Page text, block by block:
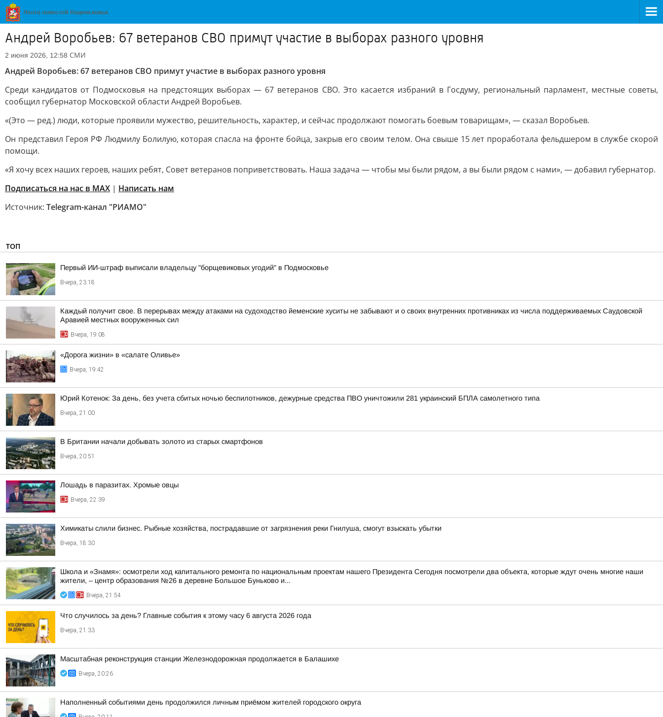
Андрей Воробьев: 67 ветеранов СВО примут участие в выборах разного уровня
2 июня 2026, 12:58 СМИ
Андрей Воробьев: 67 ветеранов СВО примут участие в выборах разного уровня
Среди кандидатов от Подмосковья на предстоящих выборах — 67 ветеранов СВО. Это касается избраний в Госдуму, региональный парламент, местные советы,
сообщил губернатор Московской области Андрей Воробьев.
«(Это — ред.) люди, которые проявили мужество, решительность, характер, и сейчас продолжают помогать боевым товарищам», — сказал Воробьев.
Он представил Героя РФ Людмилу Болилую, которая спасла на фронте бойца, закрыв его своим телом. Она свыше 15 лет проработала фельдшером в службе скорой
помощи.
«Я хочу всех наших героев, наших ребят, Совет ветеранов поприветствовать. Наша задача — чтобы мы были рядом, а вы были рядом с нами», — добавил губернатор.
Подписаться на нас в MAX | Написать нам
Источник: Telegram-канал "РИАМО"
ТОП
Первый ИИ-штраф выписали владельцу "борщевиковых угодий" в Подмосковье
Вчера, 23:18
Каждый получит свое. В перерывах между атаками на судоходство йеменские хуситы не забывают и о своих внутренних противниках из числа поддерживаемых Саудовской
Аравией местных вооруженных сил
Вчера, 19:08
«Дорога жизни» в «салате Оливье»
Вчера, 19:42
Юрий Котенок: За день, без учета сбитых ночью беспилотников, дежурные средства ПВО уничтожили 281 украинский БПЛА самолетного типа
Вчера, 21:00
В Британии начали добывать золото из старых смартфонов
Вчера, 20:51
Лошадь в паразитах. Хромые овцы
Вчера, 22:39
Химикаты слили бизнес. Рыбные хозяйства, пострадавшие от загрязнения реки Гнилуша, смогут взыскать убытки
Вчера, 18:30
Школа и «Знамя»: осмотрели ход капитального ремонта по национальным проектам нашего Президента Сегодня посмотрели два объекта, которые ждут очень многие наши
жители, – центр образования №26 в деревне Большое Буньково и...
Вчера, 21:54
Что случилось за день? Главные события к этому часу 6 августа 2026 года
Вчера, 21:33
Масштабная реконструкция станции Железнодорожная продолжается в Балашихе
Вчера, 20:26
Наполненный событиями день продолжился личным приёмом жителей городского округа